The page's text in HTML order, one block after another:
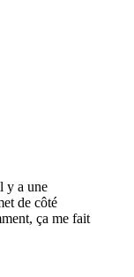
y a une
de côté
ça me fait